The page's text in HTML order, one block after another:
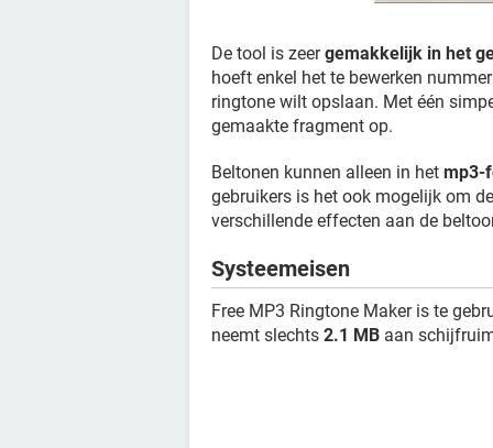
De tool is zeergemakkelijk in het
hoeft enkel het te bewerken
ringtone wilt opslaan. Met één
gemaakte fragment op.
Beltonen kunnen alleen in het mp3-
gebruikers is het ook mogelijk om de
verschillende effecten aan de
Systeemeisen
Free MP3 Ringtone Maker is te
neemt slechts 2.1 MB aan